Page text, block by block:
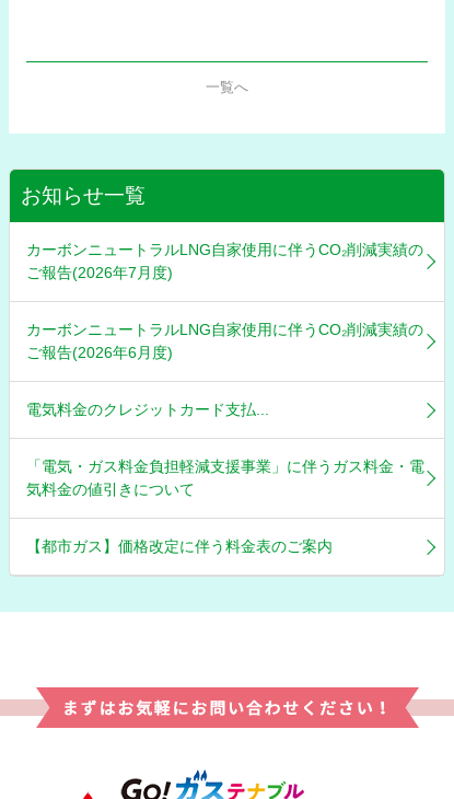
一覧へ
お知らせ一覧
カーボンニュートラルLNG自家使用に伴うCO₂削減実績の
ご報告(2026年7月度)
カーボンニュートラルLNG自家使用に伴うCO₂削減実績の
ご報告(2026年6月度)
電気料金のクレジットカード支払...
「電気・ガス料金負担軽減支援事業」に伴うガス料金・電
気料金の値引きについて
【都市ガス】価格改定に伴う料金表のご案内